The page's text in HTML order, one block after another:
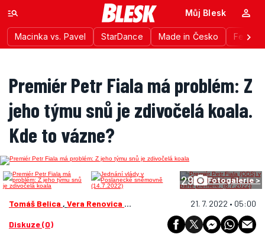
Macinka vs. Pavel StarDance Made in Česko
Můj Blesk
Premiér Petr Fiala má problém: Z
jeho týmu snů je zdivočelá koala.
Kde to vázne?
29 Fotogalerie >
Tomáš Belica , Vera Renovica , D. Polák 21. 7. 2022 • 05:00
Diskuze (0)